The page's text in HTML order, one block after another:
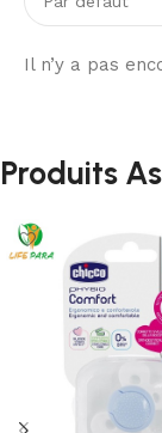
Il n’y a pas
Produits